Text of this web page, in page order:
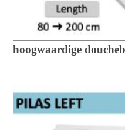
hoogwaardige